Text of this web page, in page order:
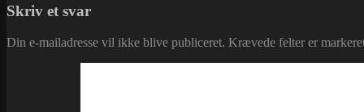
Skriv et svar
Din e-mailadresse vil ikke blive publiceret. Krævede felter er